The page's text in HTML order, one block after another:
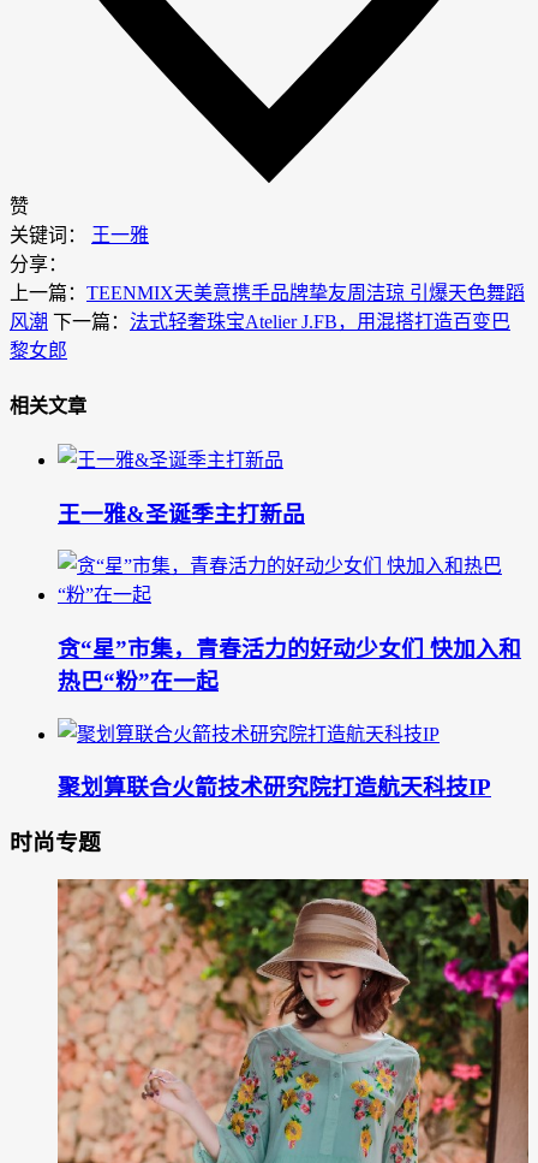
赞
关键词：
王一雅
分享：
上一篇： TEENMIX天美意携手品牌挚友周洁琼 引爆天色舞蹈
风潮 下一篇： 法式轻奢珠宝Atelier J.FB，用混搭打造百变巴
黎女郎
相关文章
王一雅&圣诞季主打新品
贪“星”市集，青春活力的好动少女们 快加入和
热巴“粉”在一起
聚划算联合火箭技术研究院打造航天科技IP
时尚专题